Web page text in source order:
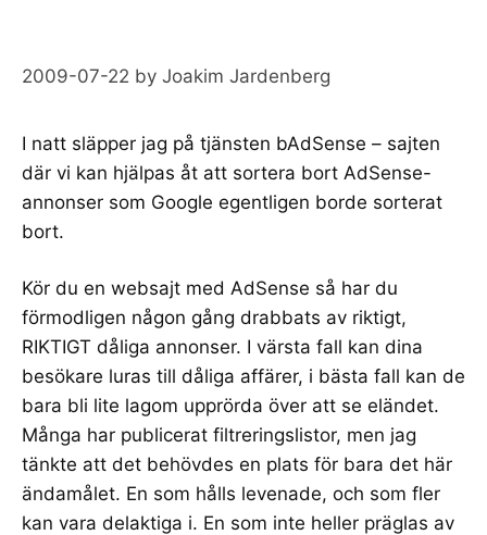
2009-07-22 by Joakim Jardenberg
I natt släpper jag på tjänsten bAdSense – sajten
där vi kan hjälpas åt att sortera bort AdSense-
annonser som Google egentligen borde sorterat
bort.
Kör du en websajt med AdSense så har du
förmodligen någon gång drabbats av riktigt,
RIKTIGT dåliga annonser. I värsta fall kan dina
besökare luras till dåliga affärer, i bästa fall kan de
bara bli lite lagom upprörda över att se eländet.
Många har publicerat filtreringslistor, men jag
tänkte att det behövdes en plats för bara det här
ändamålet. En som hålls levenade, och som fler
kan vara delaktiga i. En som inte heller präglas av